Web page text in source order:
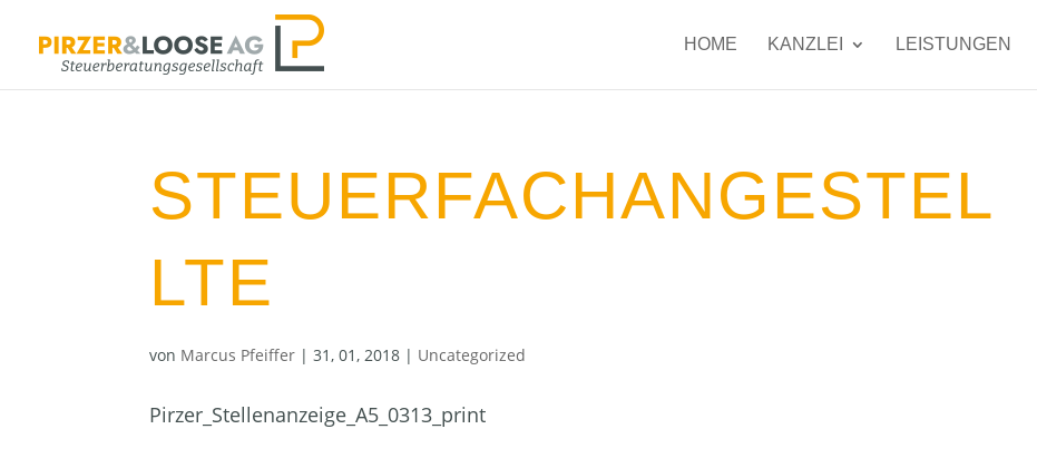
HOME KANZLEI LEISTUNGEN
STEUERFACHANGESTEL
LTE
von Marcus Pfeiffer |31, 01, 2018 | Uncategorized
Pirzer_Stellenanzeige_A5_0313_print